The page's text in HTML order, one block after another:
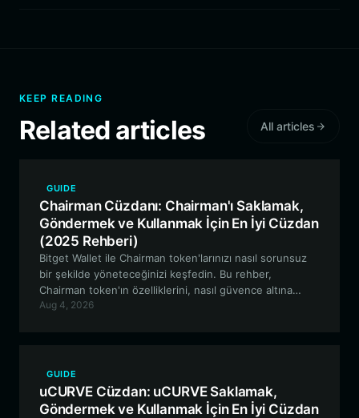
KEEP READING
Related articles All articles
GUIDE
Chairman Cüzdanı: Chairman'ı Saklamak,
Göndermek ve Kullanmak İçin En İyi Cüzdan
(2025 Rehberi)
Bitget Wallet ile Chairman token'larınızı nasıl sorunsuz
bir şekilde yöneteceğinizi keşfedin. Bu rehber,
Chairman token'ın özelliklerini, nasıl güvence altına
alınacağını ve topluluk odaklı kripto yolculuğunuz için
Aug 4, 2026
GUIDE
uCURVE Cüzdan: uCURVE Saklamak,
Göndermek ve Kullanmak İçin En İyi Cüzdan